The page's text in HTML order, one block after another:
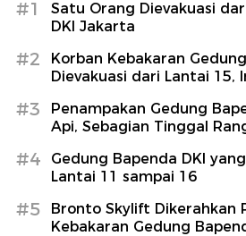
#1
Satu Orang Dievakuasi
DKI Jakarta
#2
Korban Kebakaran
Dievakuasi dari Lantai 15,
#3
Penampakan Gedung
Api, Sebagian Tinggal
#4
Gedung Bapenda DKI
Lantai 11 sampai 16
#5
Bronto Skylift Dikerahkan
Kebakaran Gedung